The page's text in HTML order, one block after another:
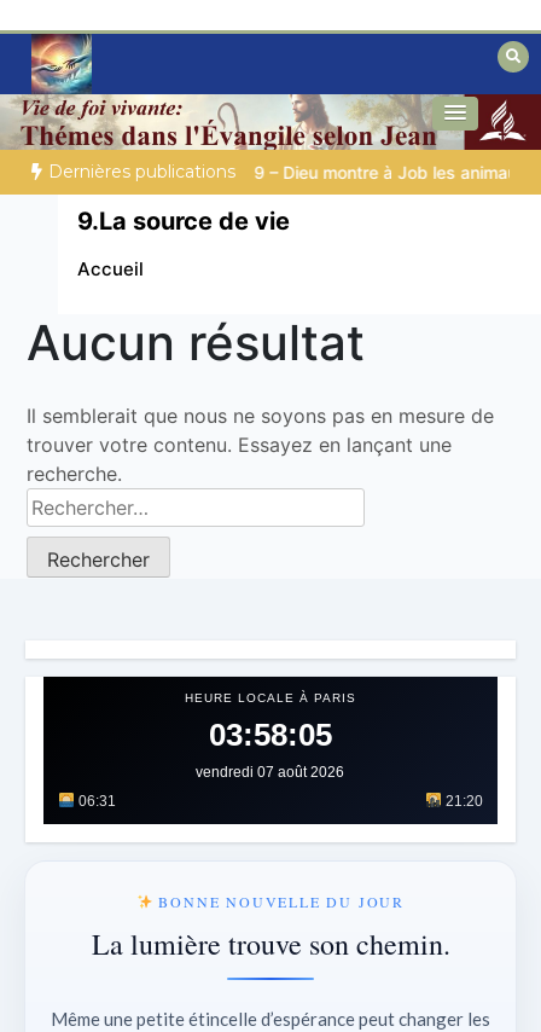
contenu
Secrets de la Bible
Des éclairages bibliques pour ceux qui
cherchent un chemin
Dernières publications
TON QUOTIDIEN | Thème 1 : La crainte du Seigneur | 1.7 La
9.La source de vie
Accueil
Aucun résultat
Il semblerait que nous ne soyons pas en mesure de
trouver votre contenu. Essayez en lançant une
recherche.
HEURE LOCALE À PARIS
03:58:10
vendredi 07 août 2026
06:31
21:20
BONNE NOUVELLE DU JOUR
La lumière trouve son chemin.
Même une petite étincelle d’espérance peut changer les